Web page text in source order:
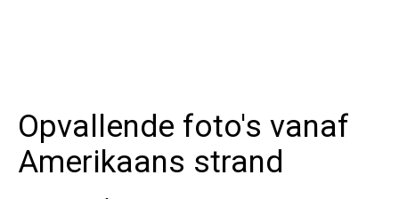
Opvallende foto's vanaf
Amerikaans strand